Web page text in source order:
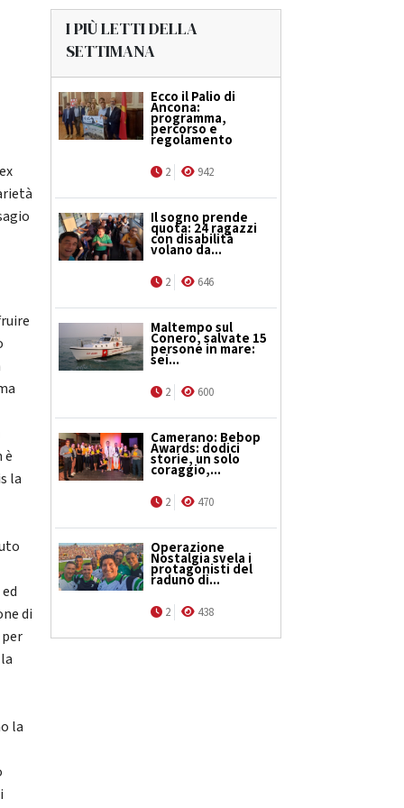
è
la
di
la
I PIÙ LETTI DELLA
SETTIMANA
Ecco il Palio di
Ancona:
programma,
percorso e
regolamento
2 942
Il sogno prende
quota: 24 ragazzi
con disabilità
volano da...
2 646
Maltempo sul
Conero, salvate 15
persone in mare:
sei...
2 600
Camerano: Bebop
Awards: dodici
storie, un solo
coraggio,...
2 470
Operazione
Nostalgia svela i
protagonisti del
raduno di...
2 438